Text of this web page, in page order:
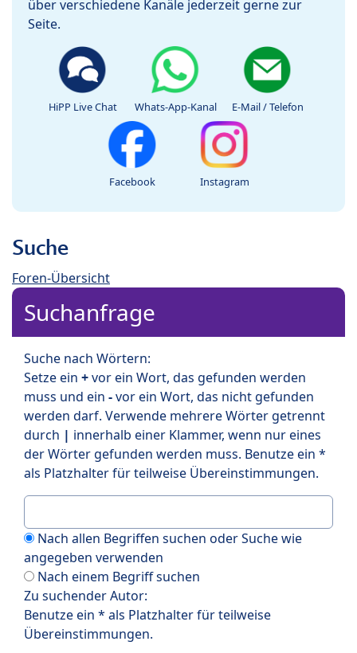
über verschiedene Kanäle jederzeit gerne zur
Seite.
HiPP Live Chat Whats-App-Kanal E-Mail / Telefon
Facebook Instagram
Suche
Foren-Übersicht
Suchanfrage
Suche nach Wörtern:
Setze ein +vor ein Wort, das gefunden werden
muss und ein -vor ein Wort, das nicht gefunden
werden darf. Verwende mehrere Wörter getrennt
durch | innerhalb einer Klammer, wenn nur eines
der Wörter gefunden werden muss. Benutze ein *
als Platzhalter für teilweise Übereinstimmungen.
Nach allen Begriffen suchen oder Suche wie
angegeben verwenden
Nach einem Begriff suchen
Zu suchender Autor:
Benutze ein * als Platzhalter für teilweise
Übereinstimmungen.